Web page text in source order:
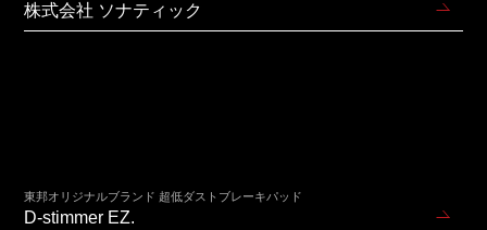
株式会社 ソナティック
東邦オリジナルブランド 超低ダストブレーキパッド
D-stimmer EZ.